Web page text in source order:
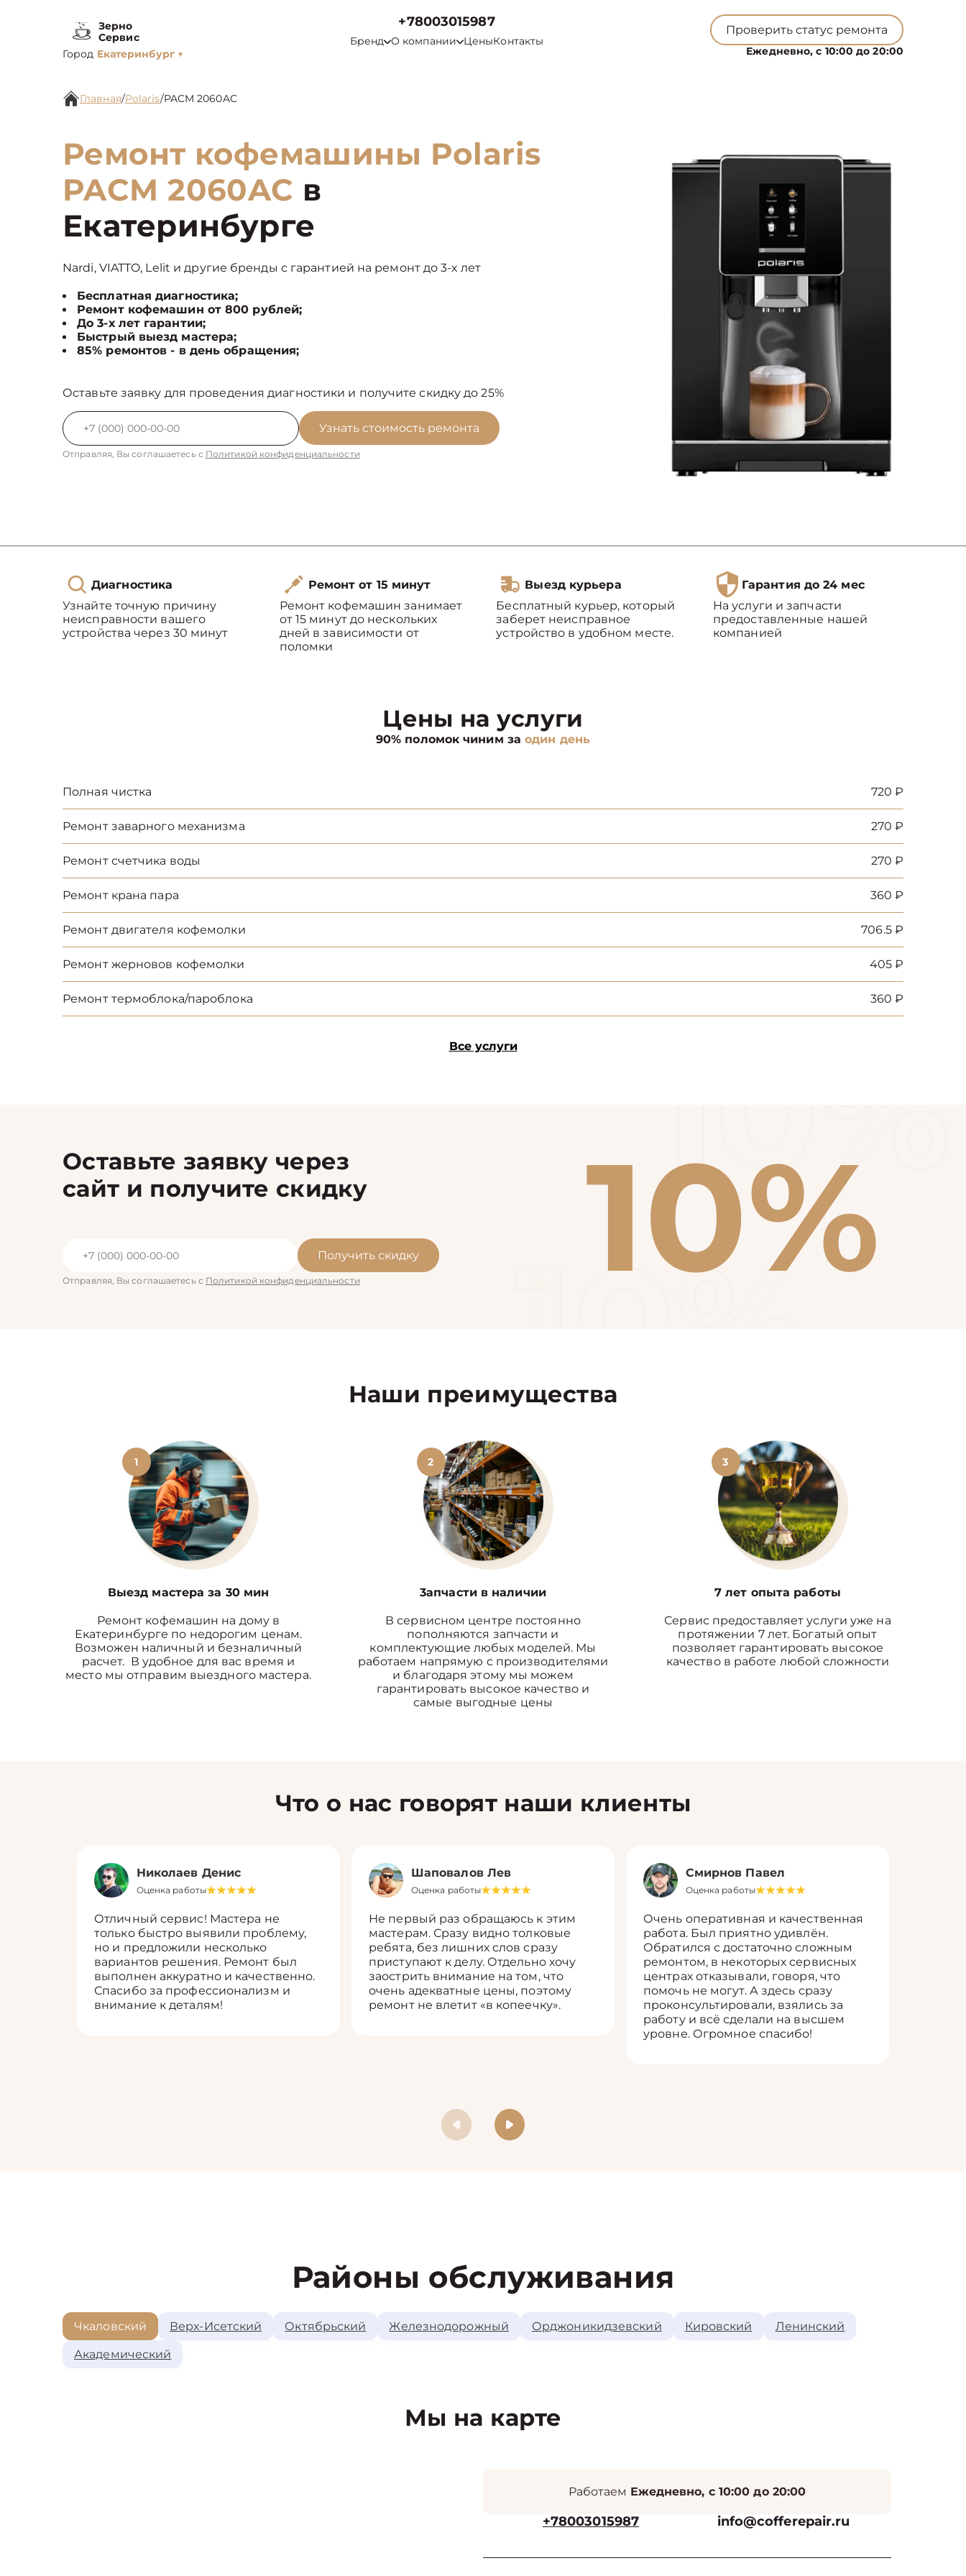
Зерно
Сервис
Город Екатеринбург ▼
+78003015987
Бренд О компании ЦеныКонтакты
Проверить статус ремонта
Ежедневно, с 10:00 до 20:00
Главная/Polaris/PACM 2060AC
Ремонт кофемашины Polaris
PACM 2060AC в
Екатеринбурге
Nardi, VIATTO, Lelit и другие бренды с гарантией на ремонт до 3-х лет
Бесплатная диагностика;
Ремонт кофемашин от 800 рублей;
До 3-х лет гарантии;
Быстрый выезд мастера;
85% ремонтов - в день обращения;
Оставьте заявку для проведения диагностики и получите скидку до 25%
Узнать стоимость ремонта
Отправляя, Вы соглашаетесь с Политикой конфиденциальности
Диагностика
Узнайте точную причину
неисправности вашего
устройства через 30 минут
Ремонт от 15 минут
Ремонт кофемашин занимает
от 15 минут до нескольких
дней в зависимости от
поломки
Выезд курьера
Бесплатный курьер, который
заберет неисправное
устройство в удобном месте.
Гарантия до 24 мес
На услуги и запчасти
предоставленные нашей
компанией
Цены на услуги
90% поломок чиним заодин день
Полная чистка 720 ₽
Ремонт заварного механизма 270 ₽
Ремонт счетчика воды 270 ₽
Ремонт крана пара 360 ₽
Ремонт двигателя кофемолки 706.5 ₽
Ремонт жерновов кофемолки 405 ₽
Ремонт термоблока/пароблока 360 ₽
Все услуги
Оставьте заявку через
сайт и получите скидку
Получить скидку
Отправляя, Вы соглашаетесь с Политикой конфиденциальности 10%
10%
10%
Наши преимущества
1
Выезд мастера за 30 мин
Ремонт кофемашин на дому в
Екатеринбурге по недорогим ценам.
Возможен наличный и безналичный
расчет. В удобное для вас время и
место мы отправим выездного мастера.
2
3апчасти в наличии
В сервисном центре постоянно
пополняются запчасти и
комплектующие любых моделей. Мы
работаем напрямую с производителями
и благодаря этому мы можем
гарантировать высокое качество и
самые выгодные цены
3
7 лет опыта работы
Сервис предоставляет услуги уже на
протяжении 7 лет. Богатый опыт
позволяет гарантировать высокое
качество в работе любой сложности
Что о нас говорят наши клиенты
Николаев Денис
Оценка работы
Отличный сервис! Мастера не
только быстро выявили проблему,
но и предложили несколько
вариантов решения. Ремонт был
выполнен аккуратно и качественно.
Спасибо за профессионализм и
внимание к деталям!
Шаповалов Лев
Оценка работы
Не первый раз обращаюсь к этим
мастерам. Сразу видно толковые
ребята, без лишних слов сразу
приступают к делу. Отдельно хочу
заострить внимание на том, что
очень адекватные цены, поэтому
ремонт не влетит «в копеечку».
Смирнов Павел
Оценка работы
Очень оперативная и качественная
работа. Был приятно удивлён.
Обратился с достаточно сложным
ремонтом, в некоторых сервисных
центрах отказывали, говоря, что
помочь не могут. А здесь сразу
проконсультировали, взялись за
работу и всё сделали на высшем
уровне. Огромное спасибо!
Районы обслуживания
Чкаловский Верх-Исетский Октябрьский Железнодорожный Орджоникидзевский Кировский Ленинский
Академический
Мы на карте
Работаем Ежедневно, с 10:00 до 20:00
+78003015987 info@cofferepair.ru